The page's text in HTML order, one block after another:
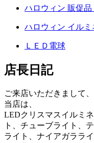
ハロウィン 販促
ハロウィン イルミ
ＬＥＤ電球
店長日記
ご来店いただきまして
当店は、
LEDクリスマスイルミ
ト、チューブライト、
ライト、ナイアガララ